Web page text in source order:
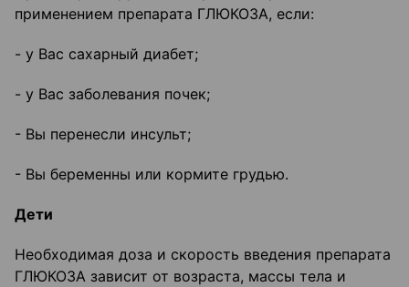
применением препарата ГЛЮКОЗА, если:
- у Вас сахарный диабет;
- у Вас заболевания почек;
- Вы перенесли инсульт;
- Вы беременны или кормите грудью.
Дети
Необходимая доза и скорость введения препарата
ГЛЮКОЗА зависит от возраста, массы тела и